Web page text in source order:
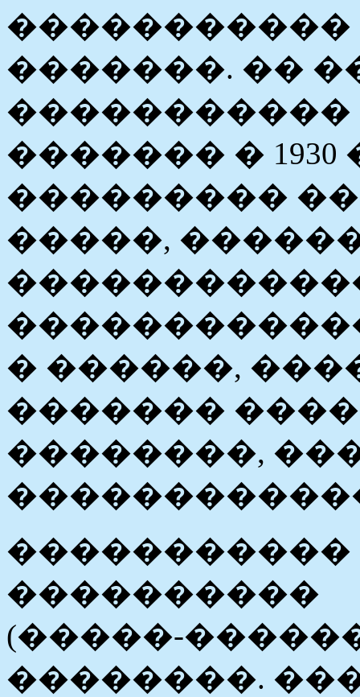
�����������
�������. ��
�����������
������� �
���������
�����,
� ������,
�������
��������,
�����������
����������
(�����-
��������.